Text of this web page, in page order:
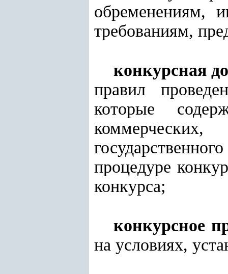
обременениям,
требованиям,
конкурсная
правил
которые
процедуре
конкурса;
конкурсное
на условиях,